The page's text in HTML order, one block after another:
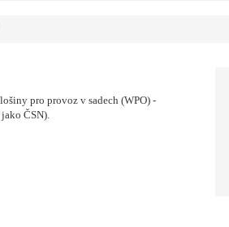
pro provoz v sadech (WPO) -
ČSN).